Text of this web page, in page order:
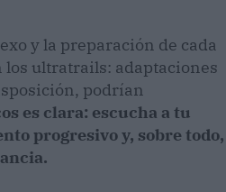
y la preparación de cada
los ultratrails: adaptaciones
podrían
es clara: escucha a tu
progresivo y, sobre todo,